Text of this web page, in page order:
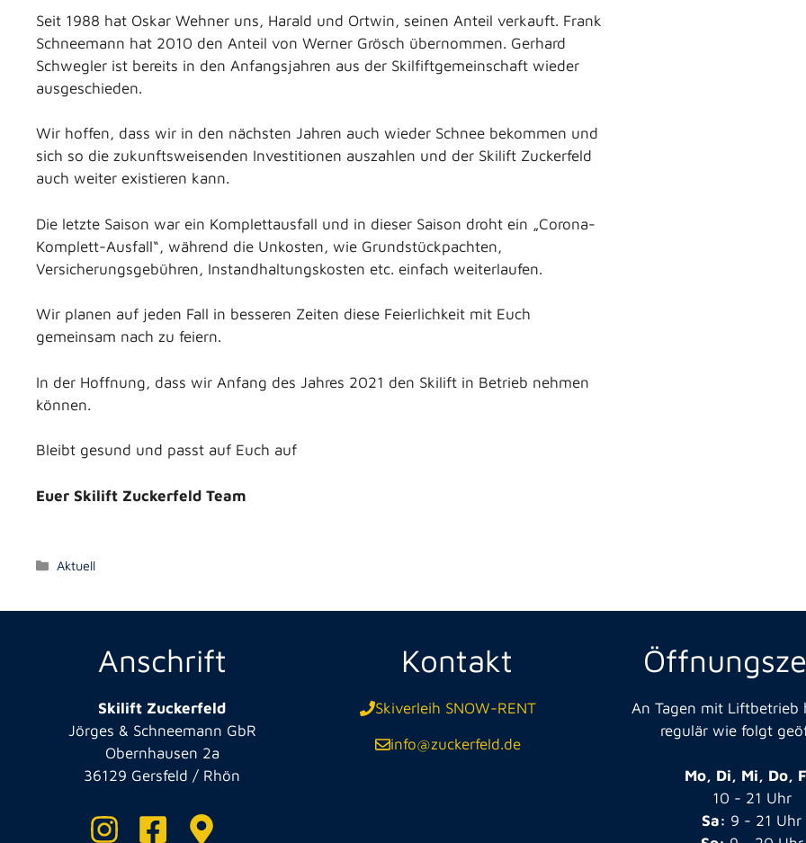
Seit 1988 hat Oskar Wehner uns, Harald und Ortwin, seinen Anteil verkauft. Frank
Schneemann hat 2010 den Anteil von Werner Grösch übernommen. Gerhard
Schwegler ist bereits in den Anfangsjahren aus der Skilfiftgemeinschaft wieder
ausgeschieden.
Wir hoffen, dass wir in den nächsten Jahren auch wieder Schnee bekommen und
sich so die zukunftsweisenden Investitionen auszahlen und der Skilift Zuckerfeld
auch weiter existieren kann.
Die letzte Saison war ein Komplettausfall und in dieser Saison droht ein „Corona-
Komplett-Ausfall“, während die Unkosten, wie Grundstückpachten,
Versicherungsgebühren, Instandhaltungskosten etc. einfach weiterlaufen.
Wir planen auf jeden Fall in besseren Zeiten diese Feierlichkeit mit Euch
gemeinsam nach zu feiern.
In der Hoffnung, dass wir Anfang des Jahres 2021 den Skilift in Betrieb nehmen
können.
Bleibt gesund und passt auf Euch auf
Euer Skilift Zuckerfeld Team
Kategorien
Aktuell
Anschrift
Skilift Zuckerfeld
Jörges & Schneemann GbR
Obernhausen 2a
36129 Gersfeld / Rhön
Kontakt
Skiverleih SNOW-RENT
info@zuckerfeld.de
An Tagen mit Liftbetrieb
regulär wie folgt
Mo, Di, Mi, Do,
10 - 21 Uhr
Sa: 9 - 21 Uhr